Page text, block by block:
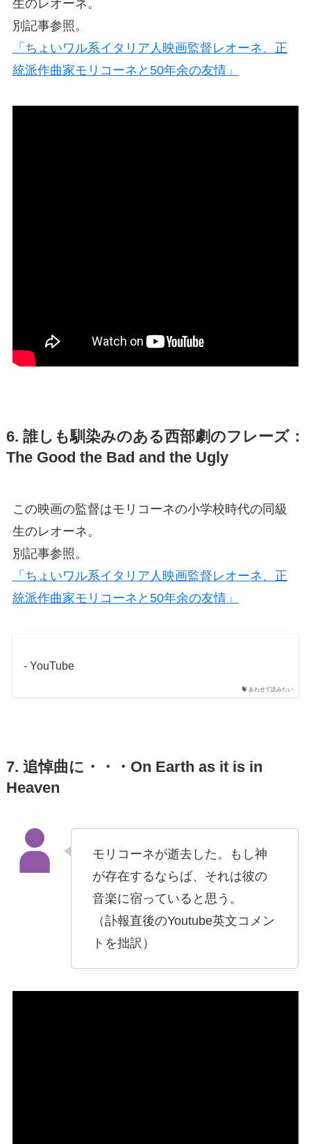
生のレオーネ。
別記事参照。
「ちょいワル系イタリア人映画監督レオーネ、正
統派作曲家モリコーネと50年余の友情」
6. 誰しも馴染みのある西部劇のフレーズ：
The Good the Bad and the Ugly
この映画の監督はモリコーネの小学校時代の同級
生のレオーネ。
別記事参照。
「ちょいワル系イタリア人映画監督レオーネ、正
統派作曲家モリコーネと50年余の友情」
あわせて読みたい
- YouTube
7. 追悼曲に・・・On Earth as it is in
Heaven
モリコーネが逝去した。もし神
が存在するならば、それは彼の
音楽に宿っていると思う。
（訃報直後のYoutube英文コメン
トを拙訳）